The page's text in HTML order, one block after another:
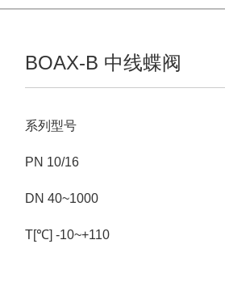
BOAX-B 中线蝶阀
系列型号
PN 10/16
DN 40~1000
T[℃] -10~+110